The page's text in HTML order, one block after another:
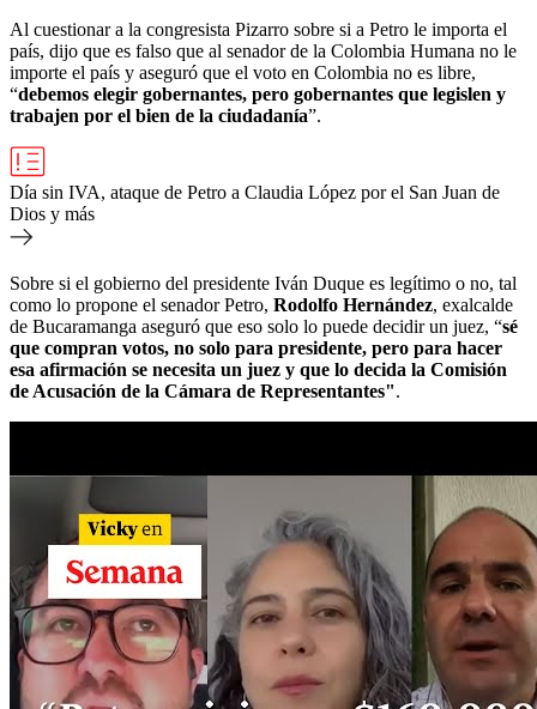
Al cuestionar a la congresista Pizarro sobre si a Petro le importa el
país, dijo que es falso que al senador de la Colombia Humana no le
importe el país y aseguró que el voto en Colombia no es libre,
“debemos elegir gobernantes, pero gobernantes que legislen y
trabajen por el bien de la ciudadanía”.
Día sin IVA, ataque de Petro a Claudia López por el San Juan de
Dios y más
Sobre si el gobierno del presidente Iván Duque es legítimo o no, tal
como lo propone el senador Petro, Rodolfo Hernández, exalcalde
de Bucaramanga aseguró que eso solo lo puede decidir un juez, “sé
que compran votos, no solo para presidente, pero para hacer
esa afirmación se necesita un juez y que lo decida la Comisión
de Acusación de la Cámara de Representantes".